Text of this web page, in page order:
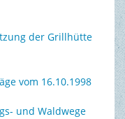
der Grillhütte
vom 16.10.1998
und Waldwege